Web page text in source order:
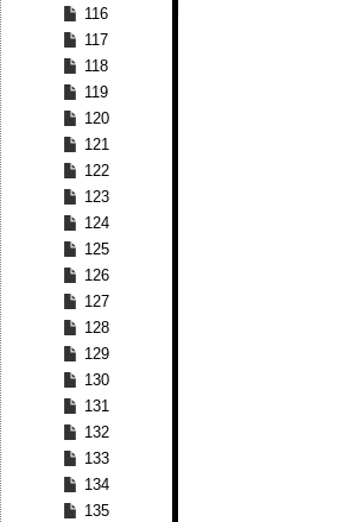
116
117
118
119
120
121
122
123
124
125
126
127
128
129
130
131
132
133
134
135